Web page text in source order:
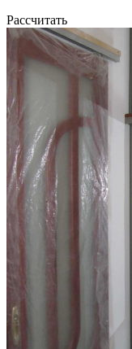
Рассчитать